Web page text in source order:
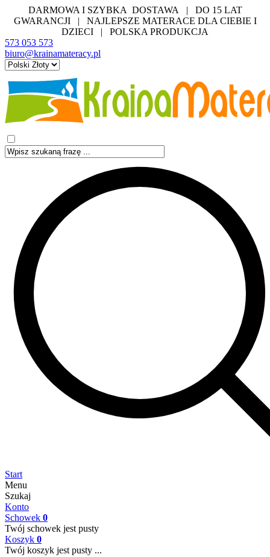
DARMOWA I SZYBKA DOSTAWA | DO 15 LAT
GWARANCJI | NAJLEPSZE MATERACE DLA CIEBIE I
DZIECI | POLSKA PRODUKCJA
573 053 573
biuro@krainamateracy.pl
Start
Menu
Szukaj
Konto
Schowek 0
Twój schowek jest pusty
Koszyk 0
Twój koszyk jest pusty ...